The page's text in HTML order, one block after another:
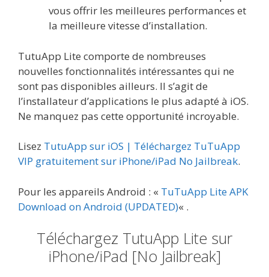
vous offrir les meilleures performances et
la meilleure vitesse d’installation.
TutuApp Lite comporte de nombreuses
nouvelles fonctionnalités intéressantes qui ne
sont pas disponibles ailleurs. Il s’agit de
l’installateur d’applications le plus adapté à iOS.
Ne manquez pas cette opportunité incroyable.
Lisez TutuApp sur iOS | Téléchargez TuTuApp
VIP gratuitement sur iPhone/iPad No Jailbreak.
Pour les appareils Android : « TuTuApp Lite APK
Download on Android (UPDATED)« .
Téléchargez TutuApp Lite sur
iPhone/iPad [No Jailbreak]